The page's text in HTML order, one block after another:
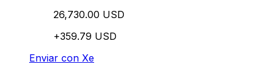
26,730.00 USD
+359.79 USD
Enviar con Xe